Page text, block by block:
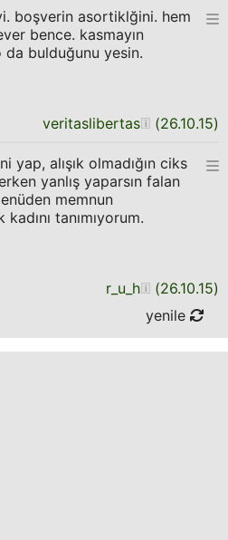
boşverin asortiklğini. hem
bence. kasmayın
da bulduğunu yesin.
veritaslibertas (26.10.15)
yap, alışık olmadığın ciks
yanlış yaparsın falan
memnun
tanımıyorum.
r_u_h (26.10.15)
yenile